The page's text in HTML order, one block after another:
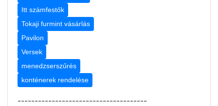
Itt számfestők
Tokaji furmint vásárlás
Pavilon
Versek
menedzserszűrés
konténerek rendelése
--------------------------------------